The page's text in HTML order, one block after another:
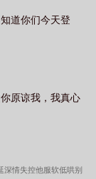
道你们今天登
原谅我，我真心
深情失控他服软低哄别